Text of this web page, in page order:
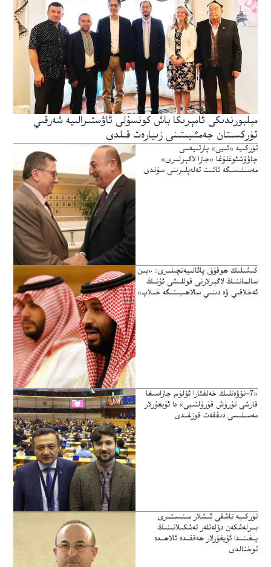
مېلبورندىكى ئامېرىكا باش كونسۇلى ئاۋستىرالىيە شەرقىي
تۈركسىتان جەمئىيىتىنى زىيارەت قىلدى
تۈركىيە «ئىيى» پارتىيەسى
چاۋۇشئوغلۇغا «جازا لاگېرلىرى»
مەسىلىسىگە ئائىت تەلەپلىرىنى سۇندى
كىشىلىك ھوقۇق پائالىيەتچىلىرى: «بىن
سالماننىڭ لاگېرلارنى قوللىشى ئۇنىڭ
ئەخلاقىي ۋە دىنىي سالاھىيىتىگە خىلاپ»
«7-نۆۋەتلىك خەلقئارا ئۆلۈم جازاسىغا
قارشى تۇرۇش قۇرۇلتىيى» دا ئۇيغۇرلار
مەسىلىسى دىققەت قوزغىدى
تۈركىيە تاشقى ئىشلار مىنىستىرى
بىرلەشكەن دۆلەتلەر تەشكىلاتىنىڭ
يىغىنىدا ئۇيغۇرلار ھەققىدە ئالاھىدە
توختالدى